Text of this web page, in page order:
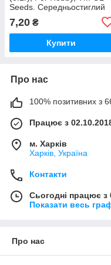
Seeds. Середньостиглий
7,20 ₴
Купити
Про нас
100% позитивних з
Працює з
м. Харків
Харків, Україна
Контакти
Сьогодні працює з
Показати весь
Про нас